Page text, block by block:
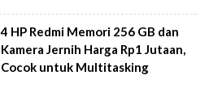
4 HP Redmi Memori 256 GB dan
Kamera Jernih Harga Rp1 Jutaan,
Cocok untuk Multitasking